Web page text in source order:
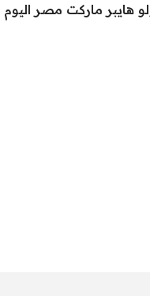
ماركت مصر اليوم وحتى 19